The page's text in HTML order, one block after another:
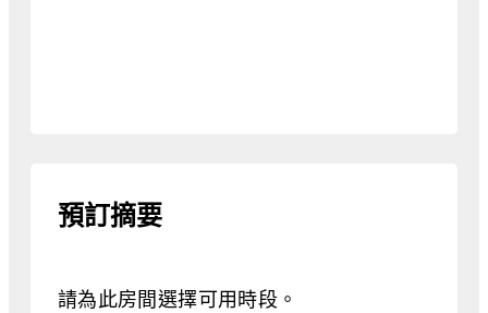
預訂摘要
請為此房間選擇可用時段。